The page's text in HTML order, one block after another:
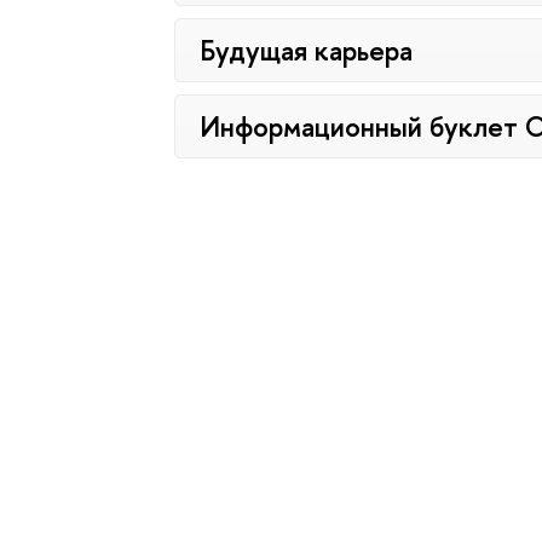
Будущая карьера
Информационный буклет